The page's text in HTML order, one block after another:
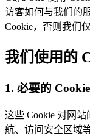
访客如何与我们的
Cookie，否则我们
我们使用的
1. 必要的 Cookie
这些 Cookie 对网
航、访问安全区域